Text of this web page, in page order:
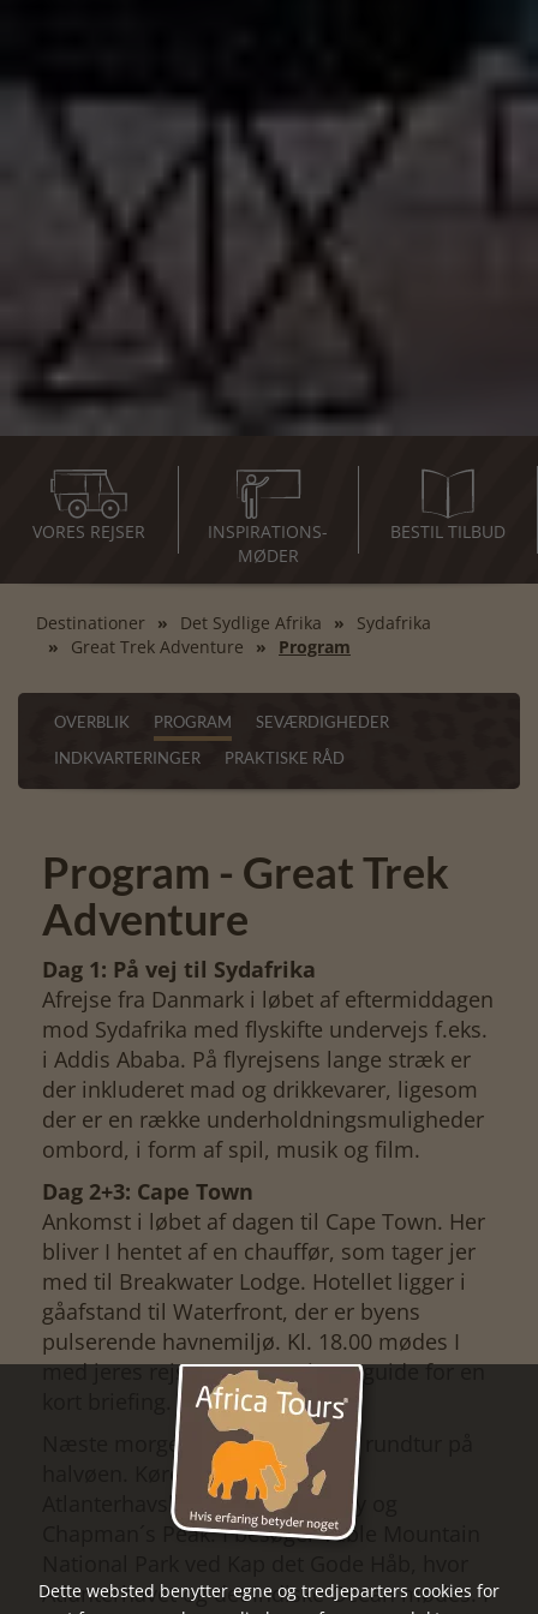
VORES REJSER
INSPIRATIONS-
MØDER
BESTIL TILBUD
Destinationer Det Sydlige Afrika
Sydafrika
Great Trek Adventure
Program
OVERBLIK PROGRAM
SEVÆRDIGHEDER
INDKVARTERINGER
PRAKTISKE RÅD
Program - Great Trek
Adventure
Dag 1: På vej til Sydafrika
Afrejse fra Danmark i løbet af eftermiddagen
mod Sydafrika med flyskifte undervejs f.eks.
i Addis Ababa. På flyrejsens lange stræk er
der inkluderet mad og drikkevarer, ligesom
der er en række underholdningsmuligheder
ombord, i form af spil, musik og film.
Dag 2+3: Cape Town
Ankomst i løbet af dagen til Cape Town. Her
bliver I hentet af en chauffør, som tager jer
med til Breakwater Lodge. Hotellet ligger i
gåafstand til Waterfront, der er byens
pulserende havnemiljø. Kl. 18.00 mødes I
med jeres rejsegruppe og jeres guide for en
Næste morgen kl. 8.00 skal I på rundtur på
halvøen. Køreturen følger
Atlanterhavskysten via Hout Bay og
Chapman´s Peak. I besøger Table Mountain
Atlanterhavet og det Indiske Ocean mødes. I
Dette websted benytter egne og tredjeparters cookies for